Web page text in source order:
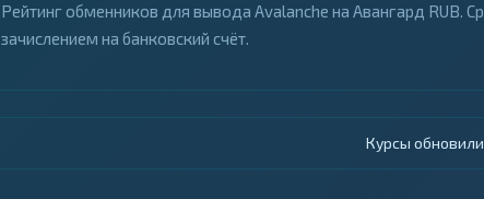
Рейтинг обменников для вывода Avalanche на Авангард RUB.
зачислением на банковский счёт.
Курсы